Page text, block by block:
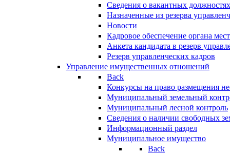
Сведения о вакантных
Назначенные из резерва
Новости
Кадровое обеспечение органа
Анкета кандидата в резерв
Резерв управленческих кадров
Управление имущественных отношений
Back
Конкурсы на право размещения
Муниципальный земельный
Муниципальный лесной контроль
Сведения о наличии свободных
Информационный раздел
Муниципальное имущество
Back